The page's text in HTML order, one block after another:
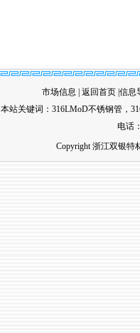
市场信息 返回首页 信息
本站关键词： 316LMoD不锈钢管 ，
电话
Copyright 浙江双银